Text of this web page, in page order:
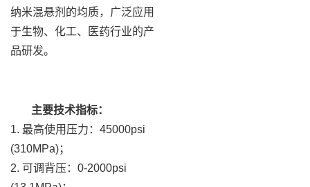
纳米混悬剂的均质，广泛应用
于生物、化工、医药行业的产
品研发。
主要技术指标：
1. 最高使用压力：45000psi
(310MPa)；
2. 可调背压：0-2000psi